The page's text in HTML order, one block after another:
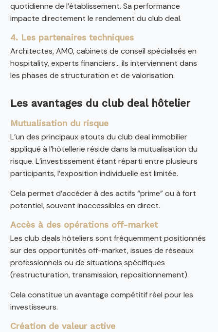
quotidienne de l’établissement. Sa performance
impacte directement le rendement du club deal.
4. Les partenaires techniques
Architectes, AMO, cabinets de conseil spécialisés en
hospitality, experts financiers… ils interviennent dans
les phases de structuration et de valorisation.
Les avantages du club deal hôtelier
Mutualisation du risque
L’un des principaux atouts du club deal immobilier
appliqué à l’hôtellerie réside dans la mutualisation du
risque. L’investissement étant réparti entre plusieurs
participants, l’exposition individuelle est limitée.
Cela permet d’accéder à des actifs “prime” ou à fort
potentiel, souvent inaccessibles en direct.
Accès à des opérations off-market
Les club deals hôteliers sont fréquemment positionnés
sur des opportunités off-market, issues de réseaux
professionnels ou de situations spécifiques
(restructuration, transmission, repositionnement).
Cela constitue un avantage compétitif réel pour les
investisseurs.
Création de valeur active